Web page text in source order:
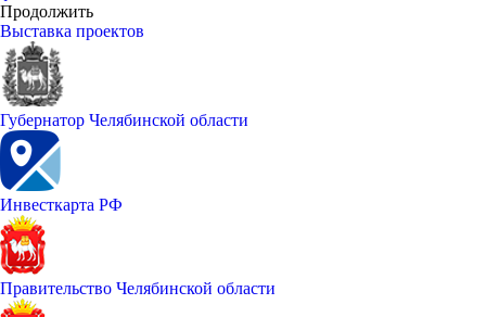
Продолжить
Выставка проектов
Губернатор Челябинской области
Инвесткарта РФ
Правительство Челябинской области